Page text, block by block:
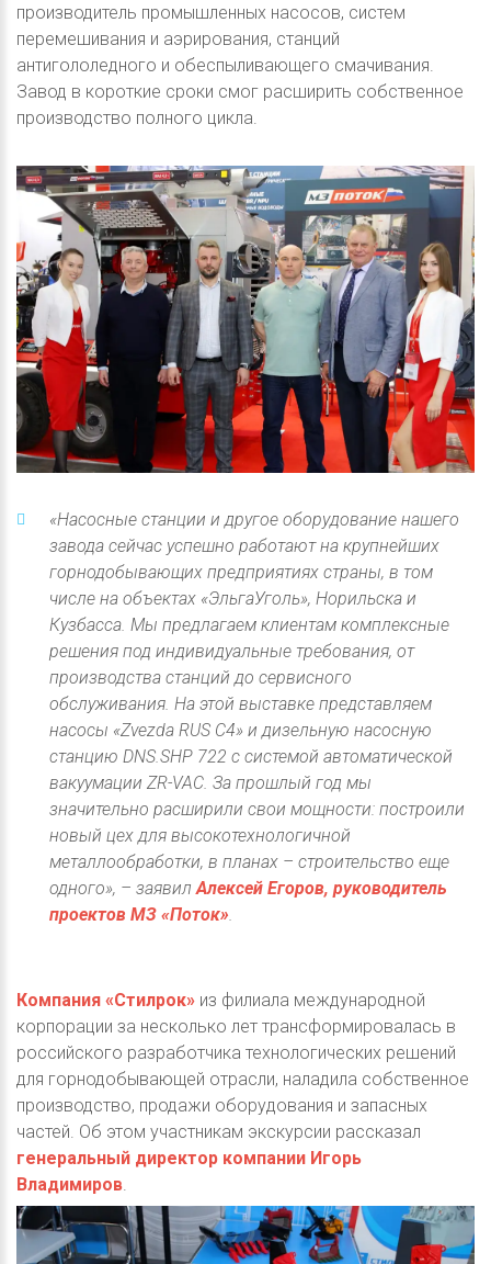
производитель промышленных насосов, систем
перемешивания и аэрирования, станций
антигололедного и обеспыливающего смачивания.
Завод в короткие сроки смог расширить собственное
производство полного цикла.
«Насосные станции и другое оборудование нашего
завода сейчас успешно работают на крупнейших
горнодобывающих предприятиях страны, в том
числе на объектах «ЭльгаУголь», Норильска и
Кузбасса. Мы предлагаем клиентам комплексные
решения под индивидуальные требования, от
производства станций до сервисного
обслуживания. На этой выставке представляем
насосы «Zvezda RUS С4» и дизельную насосную
станцию DNS.SHP 722 с системой автоматической
вакуумации ZR-VAC. За прошлый год мы
значительно расширили свои мощности: построили
новый цех для высокотехнологичной
металлообработки, в планах – строительство еще
одного», – заявилАлексей Егоров, руководитель
проектов МЗ «Поток».
Компания «Стилрок» из филиала международной
корпорации за несколько лет трансформировалась в
российского разработчика технологических решений
для горнодобывающей отрасли, наладила собственное
производство, продажи оборудования и запасных
частей. Об этом участникам экскурсии рассказал
генеральный директор компании Игорь
Владимиров.